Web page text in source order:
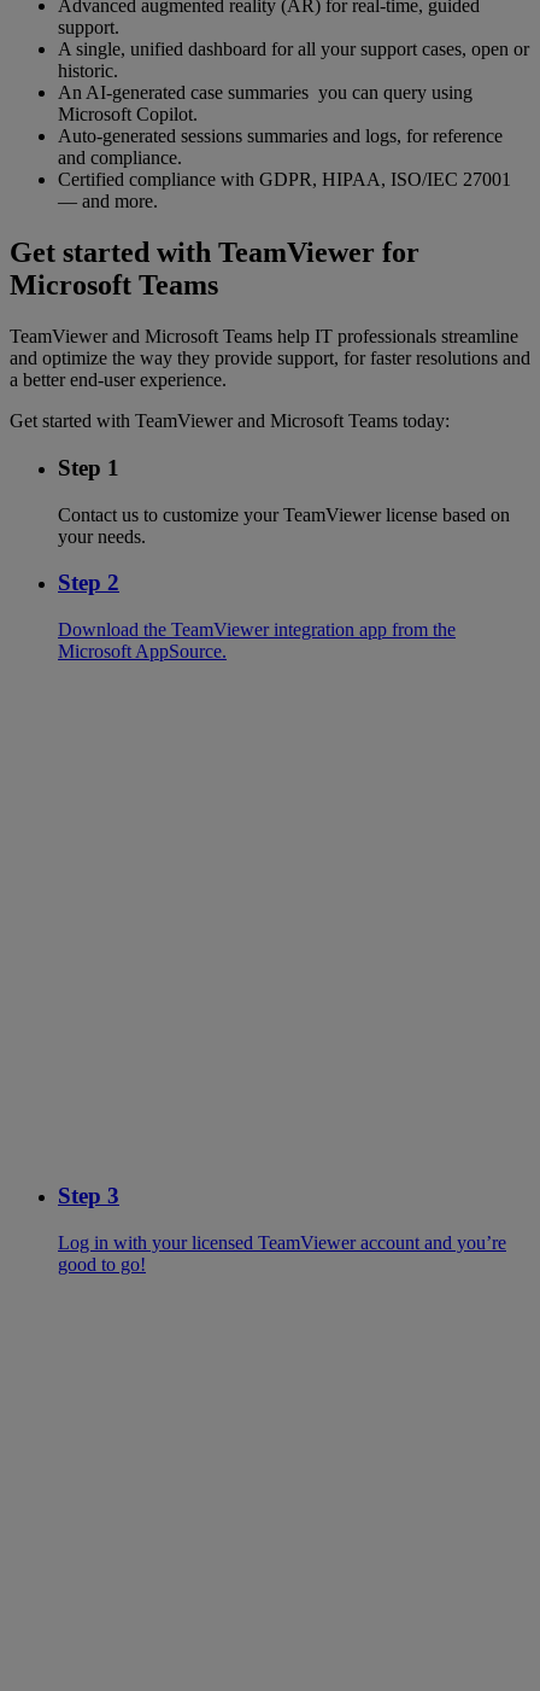
Advanced augmented reality (AR) for real-time, guided
support.
A single, unified dashboard for all your support cases, open or
historic.
An AI-generated case summaries you can query using
Microsoft Copilot.
Auto-generated sessions summaries and logs, for reference
and compliance.
Certified compliance with GDPR, HIPAA, ISO/IEC 27001
— and more.
Get started with TeamViewer for
Microsoft Teams
TeamViewer and Microsoft Teams help IT professionals streamline
and optimize the way they provide support, for faster resolutions and
a better end-user experience.
Get started with TeamViewer and Microsoft Teams today:
Step 1
Contact us to customize your TeamViewer license based on
your needs.
Step 2
Download the TeamViewer integration app from the
Microsoft AppSource.
Step 3
Log in with your licensed TeamViewer account and you’re
good to go!